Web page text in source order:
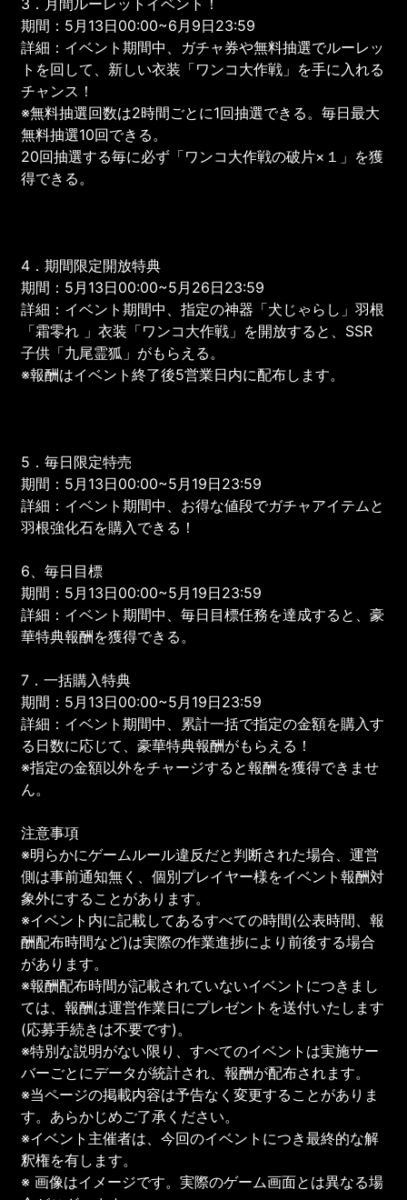
期間：5月13日00:00~6月9日23:59
詳細：イベント期間中、ガチャ券や無料抽選でルーレッ
トを回して、新しい衣装「ワンコ大作戦」を手に入れる
チャンス！
※無料抽選回数は2時間ごとに1回抽選できる。毎日最大
無料抽選10回できる。
20回抽選する毎に必ず「ワンコ大作戦の破片×１」を獲
得できる。
4．期間限定開放特典
期間：5月13日00:00~5月26日23:59
詳細：イベント期間中、指定の神器「犬じゃらし」羽根
「霜零れ 」衣装「ワンコ大作戦」を開放すると、SSR
子供「九尾霊狐」がもらえる。
※報酬はイベント終了後5営業日内に配布します。
5．毎日限定特売
期間：5月13日00:00~5月19日23:59
詳細：イベント期間中、お得な値段でガチャアイテムと
羽根強化石を購入できる！
6、毎日目標
期間：5月13日00:00~5月19日23:59
詳細：イベント期間中、毎日目標任務を達成すると、豪
華特典報酬を獲得できる。
7．一括購入特典
期間：5月13日00:00~5月19日23:59
詳細：イベント期間中、累計一括で指定の金額を購入す
る日数に応じて、豪華特典報酬がもらえる！
※指定の金額以外をチャージすると報酬を獲得できませ
ん。
注意事項
※明らかにゲームルール違反だと判断された場合、運営
側は事前通知無く、個別プレイヤー様をイベント報酬対
象外にすることがあります。
※イベント内に記載してあるすべての時間(公表時間、報
酬配布時間など)は実際の作業進捗により前後する場合
があります。
※報酬配布時間が記載されていないイベントにつきまし
ては、報酬は運営作業日にプレゼントを送付いたします
(応募手続きは不要です)。
※特別な説明がない限り、すべてのイベントは実施サー
バーごとにデータが統計され、報酬が配布されます。
※当ページの掲載内容は予告なく変更することがありま
す。あらかじめご了承ください。
※イベント主催者は、今回のイベントにつき最終的な解
釈権を有します。
※ 画像はイメージです。実際のゲーム画面とは異なる場